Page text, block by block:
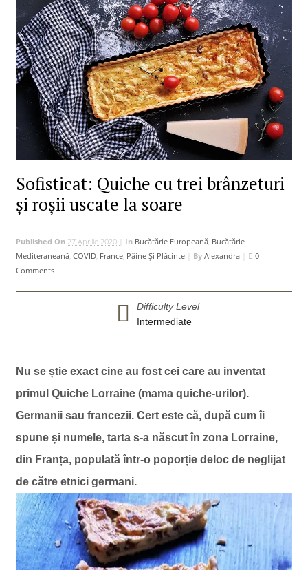
Sofisticat: Quiche cu trei brânzeturi
și roșii uscate la soare
Published On 27 Aprilie 2020 | In Bucătărie Europeană, Bucătărie
Mediteraneană, COVID, France, Pâine Și Plăcinte| By Alexandra|
0
Comments
Difficulty Level
Intermediate
Nu se știe exact cine au fost cei care au inventat
primul Quiche Lorraine (mama quiche-urilor).
Germanii sau francezii. Cert este că, după cum îi
spune și numele, tarta s-a născut în zona Lorraine,
din Franța, populată într-o poporție deloc de neglijat
de către etnici germani.